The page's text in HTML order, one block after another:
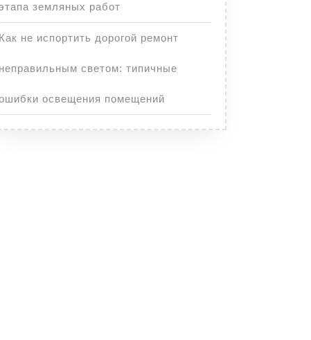
земляных работ
Как не испортить дорогой ремонт
неправильным светом: типичные
освещения помещений